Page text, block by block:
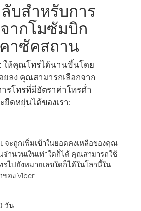
บสำหรับการ
ากโมซัมบิก
าซัคสถาน
ให้คุณโทรได้นานขึ้นโดย
ยลง คุณสามารถเลือกจาก
ารโทรที่มีอัตราค่าโทรต่ำ
ยืดหยุ่นได้ของเรา:
จะถูกเพิ่มเข้าในยอดคงเหลือของคุณ
ำนวนเงินเท่าใดก็ได้ คุณสามารถใช้
ไปยังหมายเลขใดก็ได้ในโลกนี้ใน
อง Viber
วัน